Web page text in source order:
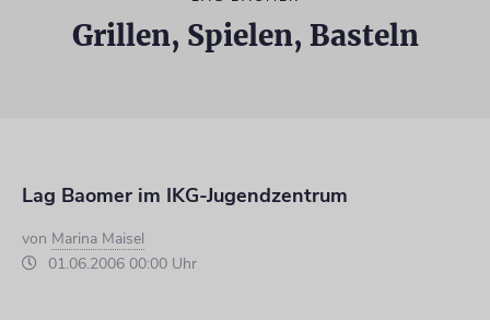
Grillen, Spielen, Basteln
Lag Baomer im IKG-Jugendzentrum
von Marina Maisel
01.06.2006 00:00 Uhr